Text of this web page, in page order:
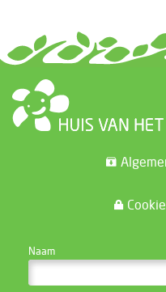
Naam